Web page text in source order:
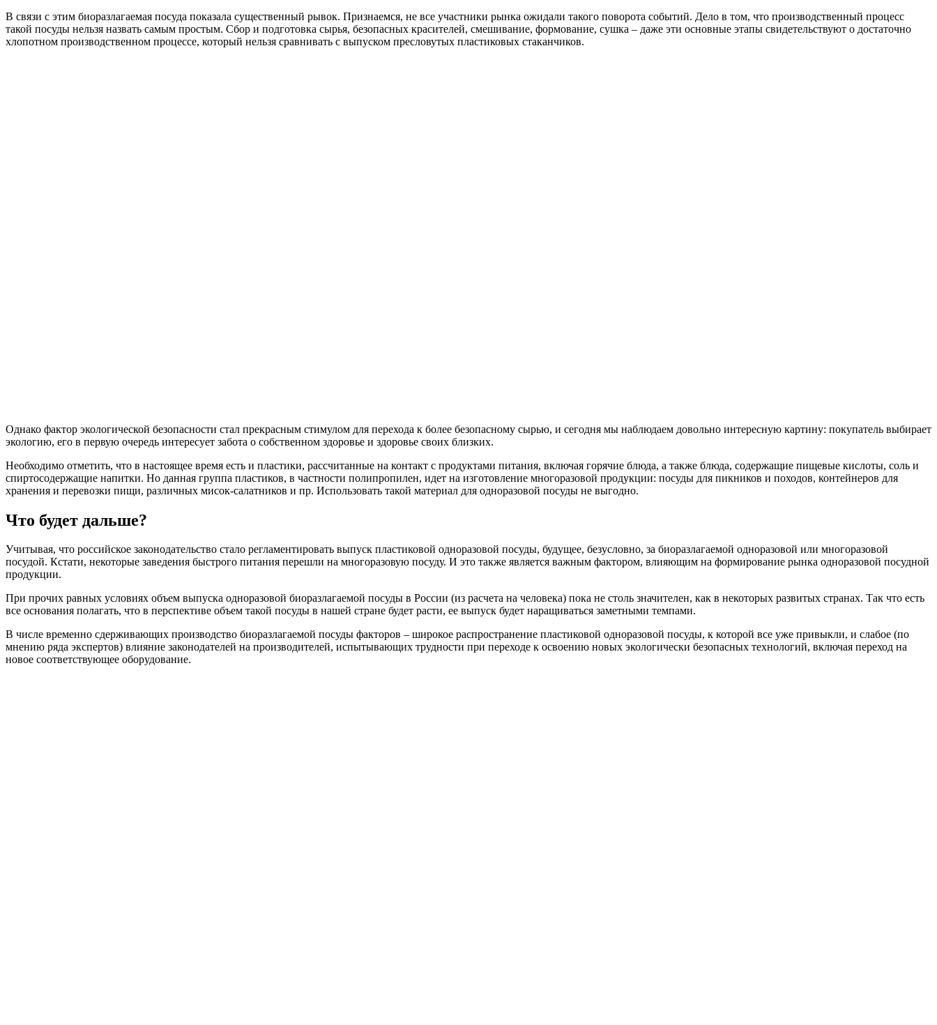
В связи с этим биоразлагаемая посуда показала существенный рывок. Признаемся, не все участники рынка ожидали такого поворота событий. Дело в том, что производственный процесс
такой посуды нельзя назвать самым простым. Сбор и подготовка сырья, безопасных красителей, смешивание, формование, сушка – даже эти основные этапы свидетельствуют о достаточно
хлопотном производственном процессе, который нельзя сравнивать с выпуском пресловутых пластиковых стаканчиков.
Однако фактор экологической безопасности стал прекрасным стимулом для перехода к более безопасному сырью, и сегодня мы наблюдаем довольно интересную картину: покупатель выбирает
экологию, его в первую очередь интересует забота о собственном здоровье и здоровье своих близких.
Необходимо отметить, что в настоящее время есть и пластики, рассчитанные на контакт с продуктами питания, включая горячие блюда, а также блюда, содержащие пищевые кислоты, соль и
спиртосодержащие напитки. Но данная группа пластиков, в частности полипропилен, идет на изготовление многоразовой продукции: посуды для пикников и походов, контейнеров для
хранения и перевозки пищи, различных мисок-салатников и пр. Использовать такой материал для одноразовой посуды не выгодно.
Что будет дальше?
Учитывая, что российское законодательство стало регламентировать выпуск пластиковой одноразовой посуды, будущее, безусловно, за биоразлагаемой одноразовой или многоразовой
посудой. Кстати, некоторые заведения быстрого питания перешли на многоразовую посуду. И это также является важным фактором, влияющим на формирование рынка одноразовой посудной
продукции.
При прочих равных условиях объем выпуска одноразовой биоразлагаемой посуды в России (из расчета на человека) пока не столь значителен, как в некоторых развитых странах. Так что есть
все основания полагать, что в перспективе объем такой посуды в нашей стране будет расти, ее выпуск будет наращиваться заметными темпами.
В числе временно сдерживающих производство биоразлагаемой посуды факторов – широкое распространение пластиковой одноразовой посуды, к которой все уже привыкли, и слабое (по
мнению ряда экспертов) влияние законодателей на производителей, испытывающих трудности при переходе к освоению новых экологически безопасных технологий, включая переход на
новое соответствующее оборудование.